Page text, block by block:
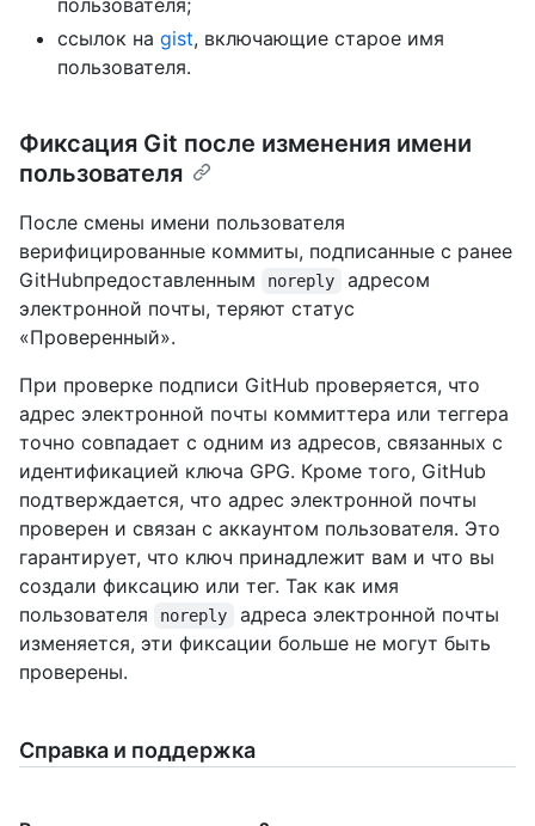
пользователя;
ссылок на gist, включающие старое имя
пользователя.
Фиксация Git после изменения имени
пользователя
После смены имени пользователя
верифицированные коммиты, подписанные с ранее
GitHubпредоставленным
noreply
адресом
электронной почты, теряют статус
«Проверенный».
При проверке подписи GitHub проверяется, что
адрес электронной почты коммиттера или теггера
точно совпадает с одним из адресов, связанных с
идентификацией ключа GPG. Кроме того, GitHub
подтверждается, что адрес электронной почты
проверен и связан с аккаунтом пользователя. Это
гарантирует, что ключ принадлежит вам и что вы
создали фиксацию или тег. Так как имя
пользователя
noreply
адреса электронной почты
изменяется, эти фиксации больше не могут быть
проверены.
Справка и поддержка